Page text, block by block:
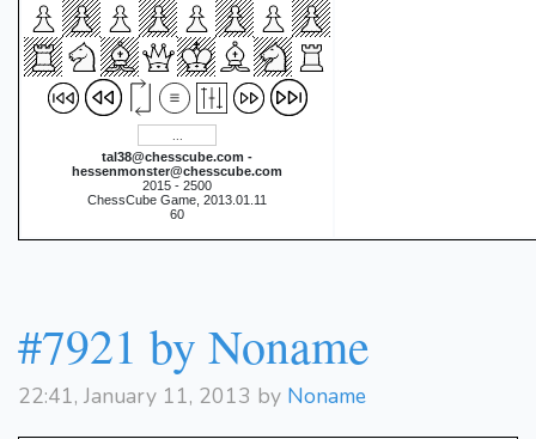
tal38@chesscube.com -
hessenmonster@chesscube.com
2015 - 2500
ChessCube Game, 2013.01.11
60
#7921 by Noname
22:41, January 11, 2013 by Noname